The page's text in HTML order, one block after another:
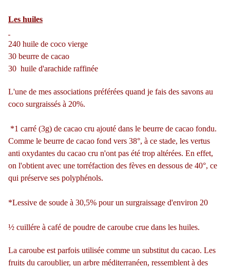
Les huiles
240 huile de coco vierge
30 beurre de cacao
30 huile d'arachide raffinée
L'une de mes associations préférées quand je fais des savons au
coco surgraissés à 20%.
*1 carré (3g) de cacao cru ajouté dans le beurre de cacao fondu.
Comme le beurre de cacao fond vers 38°, à ce stade, les vertus
anti oxydantes du cacao cru n'ont pas été trop altérées. En effet,
on l'obtient avec une torréfaction des fèves en dessous de 40°, ce
qui préserve ses polyphénols.
*Lessive de soude à 30,5% pour un surgraissage d'environ 20
½ cuillére à café de poudre de caroube crue dans les huiles.
La caroube est parfois utilisée comme un substitut du cacao. Les
fruits du caroublier, un arbre méditerranéen, ressemblent à des